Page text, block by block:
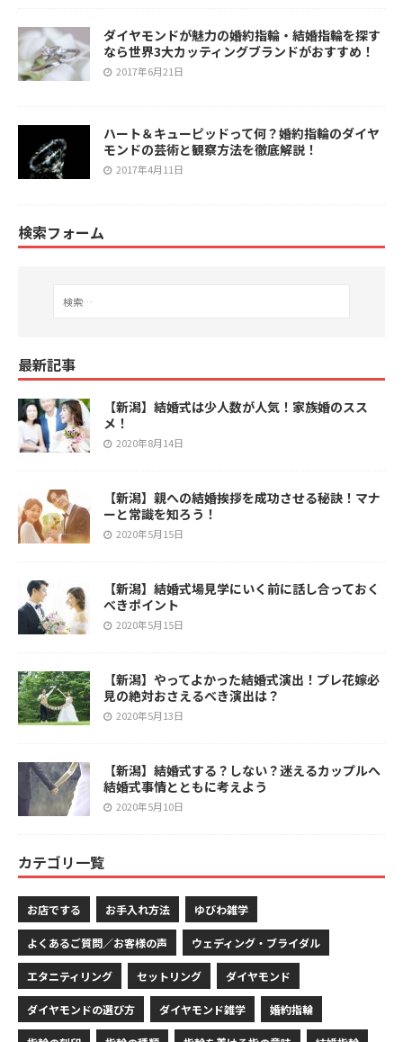
ダイヤモンドが魅力の婚約指輪・結婚指輪を探す
なら世界3大カッティングブランドがおすすめ！
2017年6月21日
ハート＆キューピッドって何？婚約指輪のダイヤ
モンドの芸術と観察方法を徹底解説！
2017年4月11日
検索フォーム
最新記事
【新潟】結婚式は少人数が人気！家族婚のスス
メ！
2020年8月14日
【新潟】親への結婚挨拶を成功させる秘訣！マナ
ーと常識を知ろう！
2020年5月15日
【新潟】結婚式場見学にいく前に話し合っておく
べきポイント
2020年5月15日
【新潟】やってよかった結婚式演出！プレ花嫁必
見の絶対おさえるべき演出は？
2020年5月13日
【新潟】結婚式する？しない？迷えるカップルへ
結婚式事情とともに考えよう
2020年5月10日
カテゴリ一覧
お店でする お手入れ方法 ゆびわ雑学
よくあるご質問／お客様の声 ウェディング・ブライダル
エタニティリング セットリング ダイヤモンド
ダイヤモンドの選び方 ダイヤモンド雑学 婚約指輪